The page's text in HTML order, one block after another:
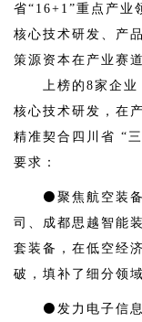
省“16+1”重点产业
核心技术研发、产
策源资本在产业赛
上榜的8家企
核心技术研发，在
精准契合四川省 “
要求：
⚫聚焦航空装
司、成都思越智能
套装备，在低空经
破，填补了细分领
⚫发力电子信